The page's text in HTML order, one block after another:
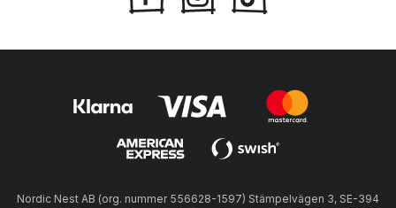
Nordic Nest AB (org. nummer 556628-1597) Stämpelvägen 3, SE-394